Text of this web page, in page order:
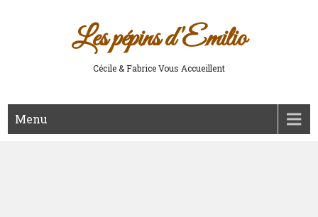
Les pépins d'Emilio
Cécile & Fabrice Vous Accueillent
Menu